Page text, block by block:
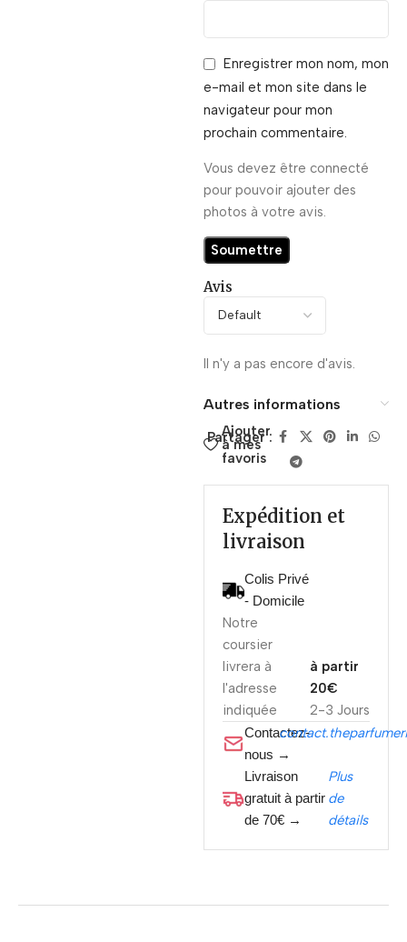
Avis
Il n'y a pas encore d'avis.
Enregistrer mon nom, mon
e-mail et mon site dans le
navigateur pour mon
prochain commentaire.
Vous devez être connecté
pour pouvoir ajouter des
photos à votre avis.
Autres informations
Ajouter
à mes
favoris
Partager :
Expédition et
livraison
Colis Privé
- Domicile
Notre
coursier
livrera à
l'adresse
indiquée
2-3 Jours
à partir
20€
Contactez-
nous →
Livraison
gratuit à partir
de 70€ →
Plus
de
détails